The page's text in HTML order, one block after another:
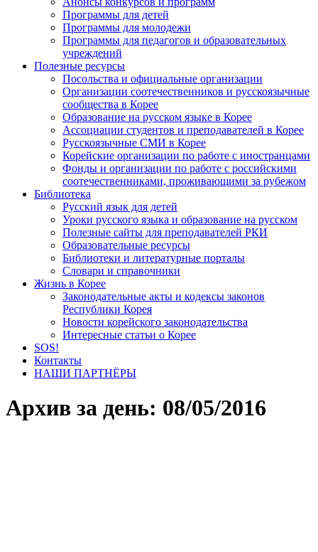
Программы для детей
Программы для молодежи
Программы для педагогов и образовательных
учреждений
Полезные ресурсы
Посольства и официальные организации
Организации соотечественников и русскоязычные
сообщества в Корее
Образование на русском языке в Корее
Ассоциации студентов и преподавателей в Корее
Русскоязычные СМИ в Корее
Корейские организации по работе с иностранцами
Фонды и организации по работе с российскими
соотечественниками, проживающими за рубежом
Библиотека
Русский язык для детей
Уроки русского языка и образование на русском
Полезные сайты для преподавателей РКИ
Образовательные ресурсы
Библиотеки и литературные порталы
Словари и справочники
Жизнь в Корее
Законодательные акты и кодексы законов
Республики Корея
Новости корейского законодательства
Интересные статьи о Корее
SOS!
Контакты
НАШИ ПАРТНЁРЫ
Архив за день: 08/05/2016